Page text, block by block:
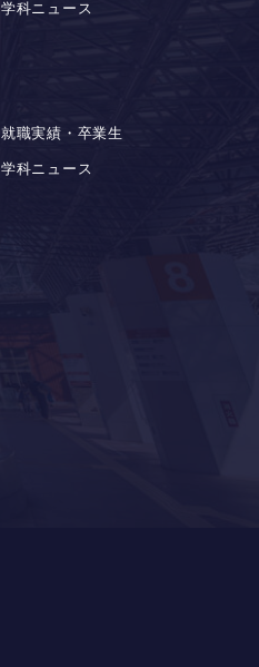
学科ニュース
就職実績・卒業生
学科ニュース